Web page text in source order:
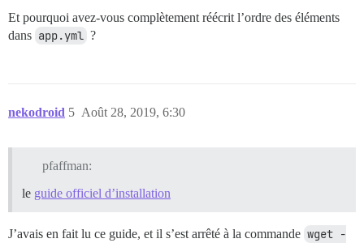
Et pourquoi avez-vous complètement réécrit l’ordre des éléments
dans app.yml ?
nekodroid Août 28, 2019, 6:30
5
pfaffman:
le guide officiel d’installation
J’avais en fait lu ce guide, et il s’est arrêté à la commande wget -